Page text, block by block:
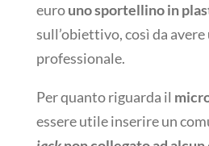
eurouno sportellino in
sull’obiettivo, così da
professionale.
Per quanto riguarda il
essere utile inserire un